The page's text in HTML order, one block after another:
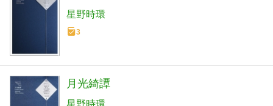
星野時環
3
月光綺譚